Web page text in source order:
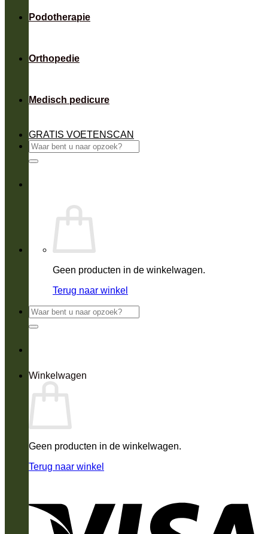
Podotherapie
Orthopedie
Medisch pedicure
GRATIS VOETENSCAN
Zoeken
naar:
Geen producten in de winkelwagen.
Terug naar winkel
Zoeken
naar:
Winkelwagen
Geen producten in de winkelwagen.
Terug naar winkel